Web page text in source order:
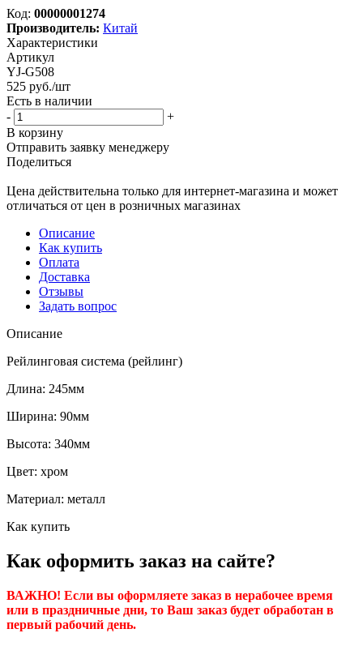
Код: 00000001274
Производитель: Китай
Характеристики
Артикул
YJ-G508
525 руб./шт
Есть в наличии
-
+
В корзину
Отправить заявку менеджеру
Поделиться
Цена действительна только для интернет-магазина и может
отличаться от цен в розничных магазинах
Описание
Как купить
Оплата
Доставка
Отзывы
Задать вопрос
Описание
Рейлинговая система (рейлинг)
Длина: 245мм
Ширина: 90мм
Высота: 340мм
Цвет: хром
Материал: металл
Как купить
Как оформить заказ на сайте?
ВАЖНО! Если вы оформляете заказ в нерабочее время
или в праздничные дни, то Ваш заказ будет обработан в
первый рабочий день.